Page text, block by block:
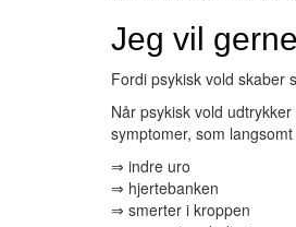
Jeg vil
Fordi psykisk vold
Når psykisk vold
symptomer, som
⇒ indre uro
⇒ hjertebanken
⇒ smerter i kroppen